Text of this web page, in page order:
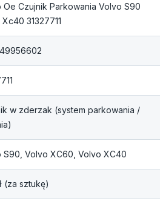
Oe Czujnik Parkowania Volvo S90
31327711
w zderzak (system parkowania /
S90, Volvo XC60, Volvo XC40
(za sztukę)